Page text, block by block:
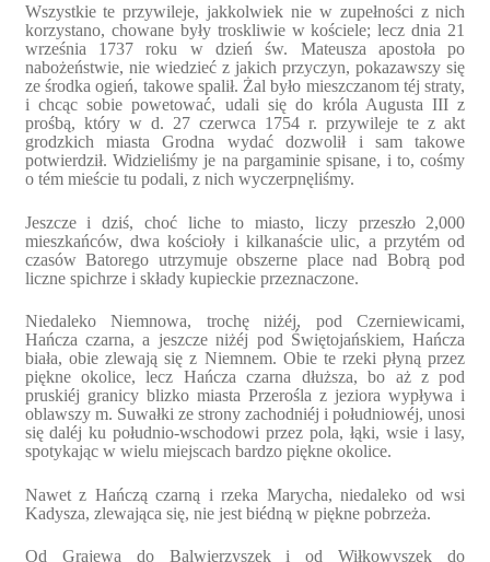
Wszystkie te przywileje, jakkolwiek nie w zupełności z nich
korzystano, chowane były troskliwie w kościele; lecz dnia 21
września 1737 roku w dzień św. Mateusza apostoła po
nabożeństwie, nie wiedzieć z jakich przyczyn, pokazawszy się
ze środka ogień, takowe spalił. Żal było mieszczanom téj straty,
i chcąc sobie powetować, udali się do króla Augusta III z
prośbą, który w d. 27 czerwca 1754 r. przywileje te z akt
grodzkich miasta Grodna wydać dozwolił i sam takowe
potwierdził. Widzieliśmy je na pargaminie spisane, i to, cośmy
o tém mieście tu podali, z nich wyczerpnęliśmy.
Jeszcze i dziś, choć liche to miasto, liczy przeszło 2,000
mieszkańców, dwa kościoły i kilkanaście ulic, a przytém od
czasów Batorego utrzymuje obszerne place nad Bobrą pod
liczne spichrze i składy kupieckie przeznaczone.
Niedaleko Niemnowa, trochę niżéj, pod Czerniewicami,
Hańcza czarna, a jeszcze niżéj pod Świętojańskiem, Hańcza
biała, obie zlewają się z Niemnem. Obie te rzeki płyną przez
piękne okolice, lecz Hańcza czarna dłuższa, bo aż z pod
pruskiéj granicy blizko miasta Przerośla z jeziora wypływa i
oblawszy m. Suwałki ze strony zachodniéj i południowéj, unosi
się daléj ku południo-wschodowi przez pola, łąki, wsie i lasy,
spotykając w wielu miejscach bardzo piękne okolice.
Nawet z Hańczą czarną i rzeka Marycha, niedaleko od wsi
Kadysza, zlewająca się, nie jest biédną w piękne pobrzeża.
Od Grajewa do Balwierzyszek i od Wiłkowyszek do